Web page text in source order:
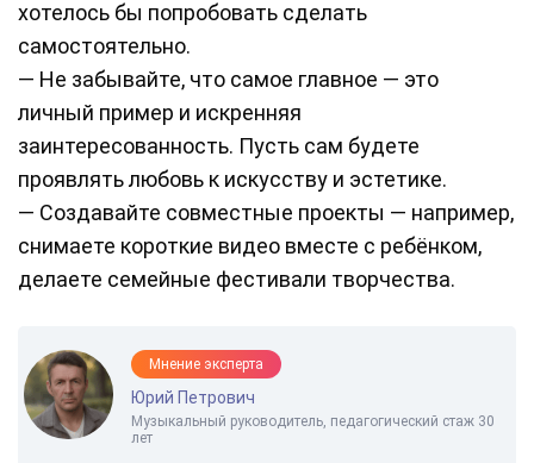
хотелось бы попробовать сделать
самостоятельно.
— Не забывайте, что самое главное — это
личный пример и искренняя
заинтересованность. Пусть сам будете
проявлять любовь к искусству и эстетике.
— Создавайте совместные проекты — например,
снимаете короткие видео вместе с ребёнком,
делаете семейные фестивали творчества.
Мнение эксперта
Юрий Петрович
Музыкальный руководитель, педагогический стаж 30
лет